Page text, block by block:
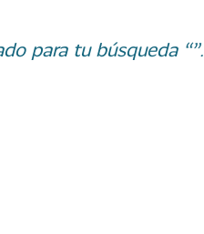
para tu búsqueda “”.